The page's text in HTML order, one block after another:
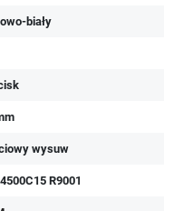
biały
wysuw
R9001